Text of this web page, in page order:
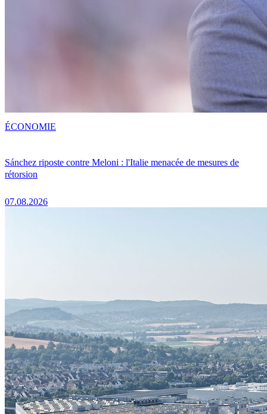
Sánchez riposte contre Meloni : l'Italie menacée de mesures de
rétorsion
07.08.2026
ÉCONOMIE